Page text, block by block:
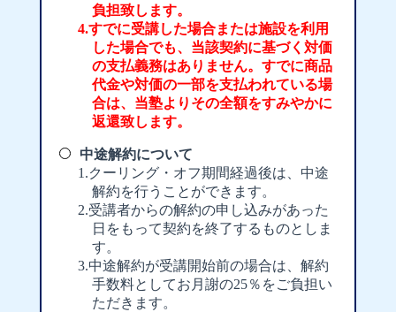
負担致します。
すでに受講した場合または施設を利用
した場合でも、当該契約に基づく対価
の支払義務はありません。すでに商品
代金や対価の一部を支払われている場
合は、当塾よりその全額をすみやかに
返還致します。
中途解約について
クーリング・オフ期間経過後は、中途
解約を行うことができます。
受講者からの解約の申し込みがあった
日をもって契約を終了するものとしま
す。
中途解約が受講開始前の場合は、解約
手数料としてお月謝の25％をご負担い
ただきます。